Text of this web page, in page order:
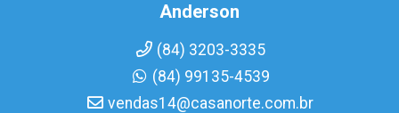
Anderson
(84) 3203-3335
(84) 99135-4539
vendas14@casanorte.com.br